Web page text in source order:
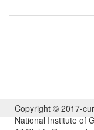
Copyright © 2017-
National Institute of